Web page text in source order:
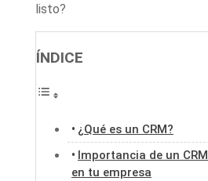
listo?
ÍNDICE
¿Qué es un CRM?
Importancia de un CRM
en tu empresa